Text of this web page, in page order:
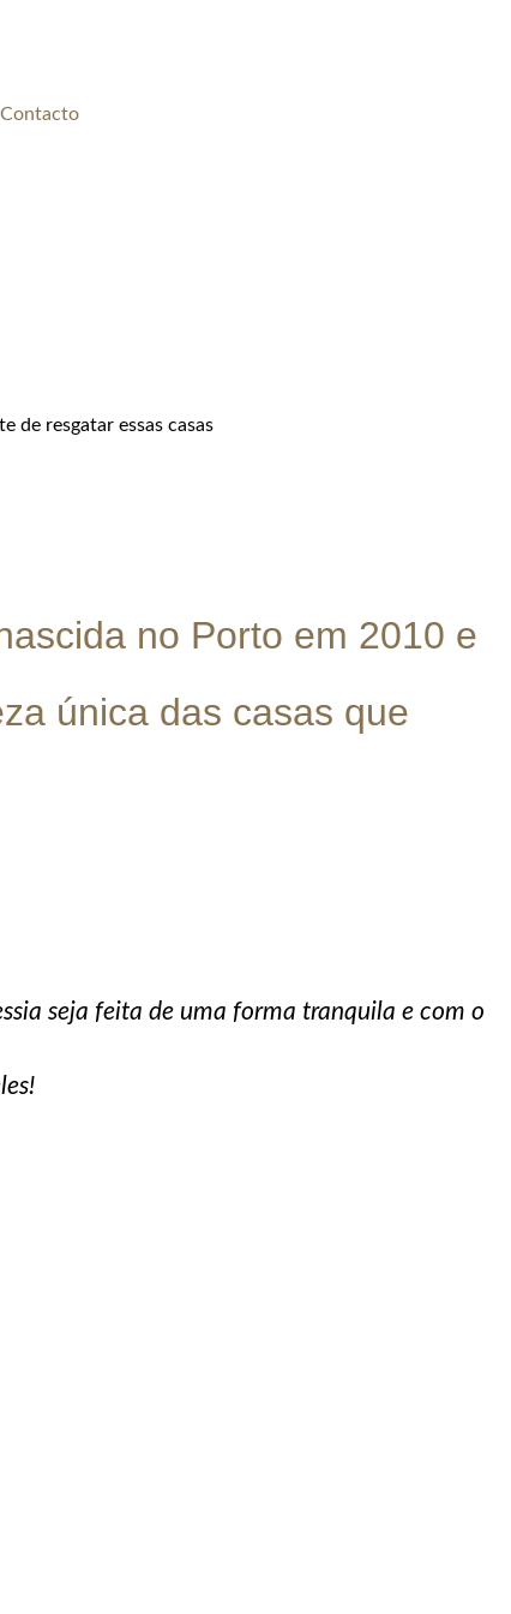
Contacto
de resgatar essas casas
no Porto em 2010 e
única das casas que
seja feita de uma forma tranquila e com o